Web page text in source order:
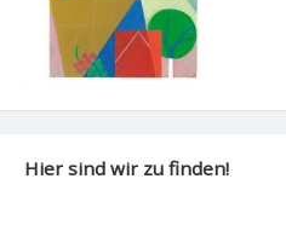
Hier sind wir zu finden!